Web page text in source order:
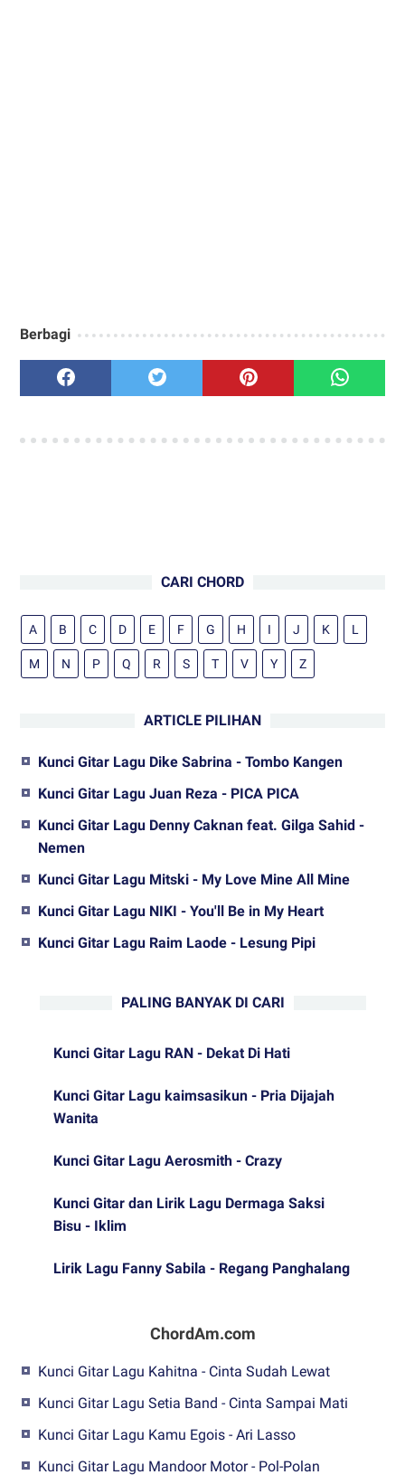
Berbagi
CARI CHORD
A B C D E F G H I J K L
M N P Q R S T V Y Z
ARTICLE PILIHAN
Kunci Gitar Lagu Dike Sabrina - Tombo Kangen
Kunci Gitar Lagu Juan Reza - PICA PICA
Kunci Gitar Lagu Denny Caknan feat. Gilga Sahid -
Nemen
Kunci Gitar Lagu Mitski - My Love Mine All Mine
Kunci Gitar Lagu NIKI - You'll Be in My Heart
Kunci Gitar Lagu Raim Laode - Lesung Pipi
PALING BANYAK DI CARI
Kunci Gitar Lagu RAN - Dekat Di Hati
Kunci Gitar Lagu kaimsasikun - Pria Dijajah
Wanita
Kunci Gitar Lagu Aerosmith - Crazy
Kunci Gitar dan Lirik Lagu Dermaga Saksi
Bisu - Iklim
Lirik Lagu Fanny Sabila - Regang Panghalang
ChordAm.com
Kunci Gitar Lagu Kahitna - Cinta Sudah Lewat
Kunci Gitar Lagu Setia Band - Cinta Sampai Mati
Kunci Gitar Lagu Kamu Egois - Ari Lasso
Kunci Gitar Lagu Mandoor Motor - Pol-Polan